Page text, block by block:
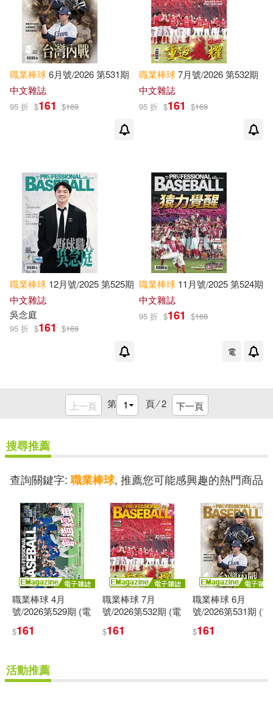
職業棒球6月號/2026 第531期
中文雜誌
95 折 $161 $169
職業棒球7月號/2026 第532期
中文雜誌
95 折 $161 $169
職業棒球 12月號/2025 第525期
中文雜誌
吳念庭
95 折 $161 $169
職業棒球 11月號/2025 第524期
中文雜誌
95 折 $161 $169
電
上一頁 第 頁 ⁄2 下一頁
搜尋推薦
查詢關鍵字: 職業棒球, 推薦您可能感興趣的熱門商品
職業棒球 4月
號/2026第529期 (電
$161
職業棒球 7月
號/2026第532期 (電
$161
職業棒球 6月
號/2026第531期 (電
$161
活動推薦